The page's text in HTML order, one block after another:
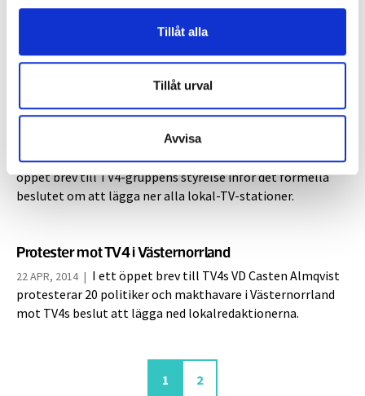
Tillåt alla
Tillåt urval
Avvisa
beslut att lägga ned sina lokalredaktioner. Nätverket har i
morse skickat ett öppet brev till TV4-gruppens styrelse
och vädjat till ledamöterna att besinna sig och...
”Besinna er och tänk om”
Besinna er och tänk om. Den uppmaningen
riktar 151 undertecknare från Nätverket för lokal-TV i ett
öppet brev till TV4-gruppens styrelse inför det formella
beslutet om att lägga ner alla lokal-TV-stationer.
Protester mot TV4 i Västernorrland
22 APR, 2014 | I ett öppet brev till TV4s VD Casten Almqvist
protesterar 20 politiker och makthavare i Västernorrland
mot TV4s beslut att lägga ned lokalredaktionerna.
Aktuell sida
1 Sida
2